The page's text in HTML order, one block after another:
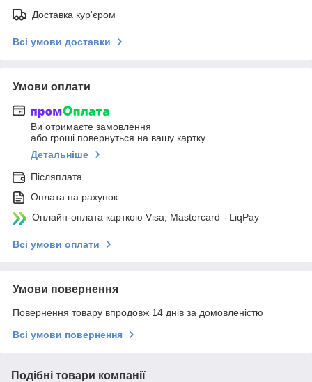
Доставка кур'єром
Всі умови доставки
Умови оплати
Ви отримаєте замовлення
або гроші повернуться на вашу картку
Детальніше
Післяплата
Оплата на рахунок
Онлайн-оплата карткою Visa, Mastercard - LiqPay
Всі умови оплати
Умови повернення
Повернення товару впродовж 14 днів за домовленістю
Всі умови повернення
Подібні товари компанії